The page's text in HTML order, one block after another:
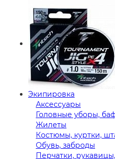
Экипировка
Аксессуары
Головные уборы,
Жилеты
Костюмы, куртки,
Обувь, заброды
Перчатки,